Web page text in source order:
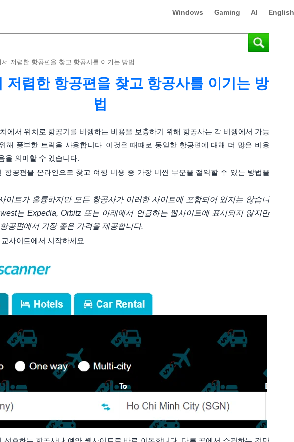
Windows Gaming AI English
서 저렴한 항공편을 찾고 항공사를 이기는 방법
저렴한 항공편을 찾고 항공사를 이기는 방
법
에서 위치로 항공기를 비행하는 비용을 보충하기 위해 항공사는 각 비행에서 가능
해 풍부한 트릭을 사용합니다. 이것은 때때로 동일한 항공편에 대해 더 많은 비용
을 의미할 수 있습니다.
항공편을 온라인으로 찾고 여행 비용 중 가장 비싼 부분을 절약할 수 있는 방법을
이트가 훌륭하지만 모든 항공사가 이러한 사이트에 포함되어 있지는 않습니
는 Expedia, Orbitz 또는 아래에서 언급하는 웹사이트에 표시되지 않지만
공편에서 가장 좋은 가격을 제공합니다.
사이트에서 시작하세요
선호하는 항공사나 예약 웹사이트로 바로 이동합니다. 다른 곳에서 쇼핑하는 것만